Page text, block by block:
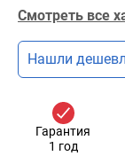
Смотреть все
Нашли
Гарантия
1 год